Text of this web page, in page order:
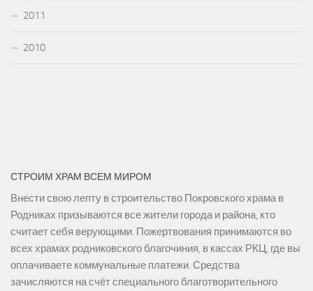
2011
2010
СТРОИМ ХРАМ ВСЕМ МИРОМ
Внести свою лепту в строительство Покровского храма в
Родниках призываются все жители города и района, кто
считает себя верующими. Пожертвования принимаются во
всех храмах родниковского благочиния, в кассах РКЦ, где вы
оплачиваете коммунальные платежи. Средства
зачисляются на счёт специального благотворительного